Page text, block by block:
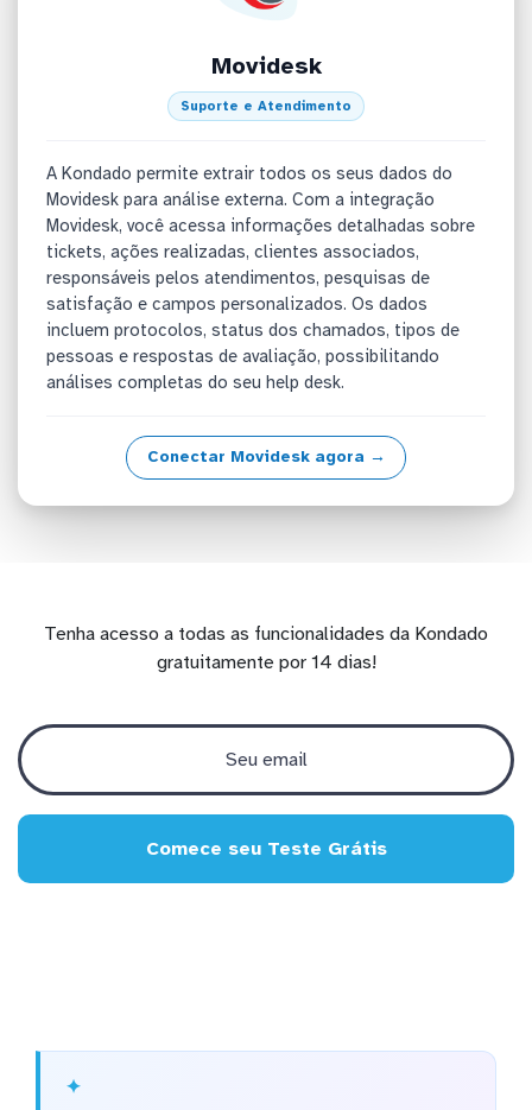
Movidesk
Suporte e Atendimento
A Kondado permite extrair todos os seus dados do
Movidesk para análise externa. Com a integração
Movidesk, você acessa informações detalhadas sobre
tickets, ações realizadas, clientes associados,
responsáveis pelos atendimentos, pesquisas de
satisfação e campos personalizados. Os dados
incluem protocolos, status dos chamados, tipos de
pessoas e respostas de avaliação, possibilitando
análises completas do seu help desk.
Conectar Movidesk agora →
Tenha acesso a todas as funcionalidades da Kondado
gratuitamente por 14 dias!
Comece seu Teste Grátis